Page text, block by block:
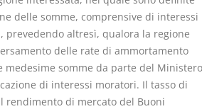
delle somme, comprensive di interessi
altresì, qualora la regione
delle rate di ammortamento
somme da parte del Ministero
di interessi moratori. Il tasso di
rendimento di mercato del Buoni